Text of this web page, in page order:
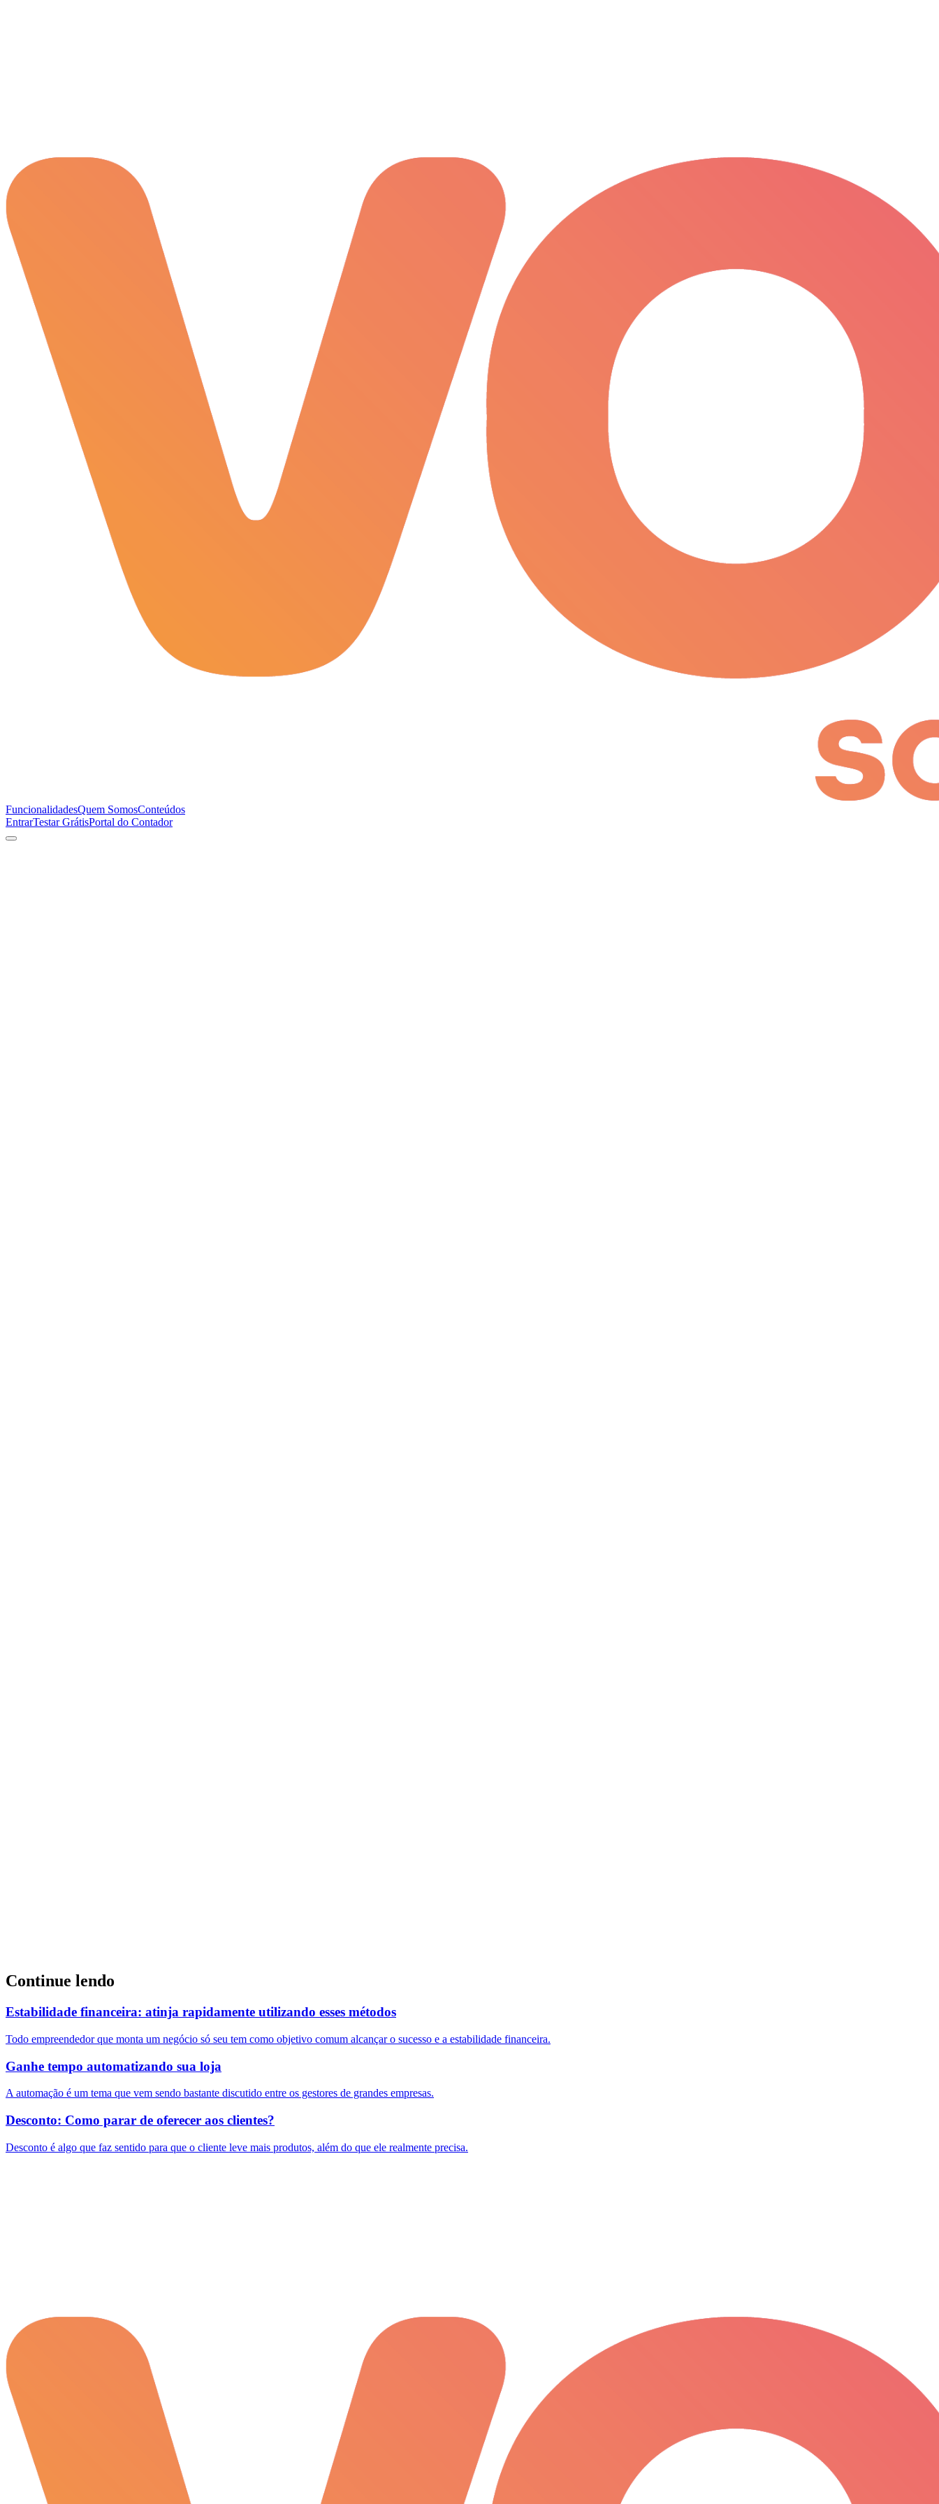
FuncionalidadesQuem SomosConteúdos
EntrarTestar GrátisPortal do Contador
Continue lendo
Estabilidade financeira: atinja rapidamente utilizando esses métodos
Todo empreendedor que monta um negócio só seu tem como objetivo comum alcançar o sucesso e a estabilidade financeira.
Ganhe tempo automatizando sua loja
A automação é um tema que vem sendo bastante discutido entre os gestores de grandes empresas.
Desconto: Como parar de oferecer aos clientes?
Desconto é algo que faz sentido para que o cliente leve mais produtos, além do que ele realmente precisa.